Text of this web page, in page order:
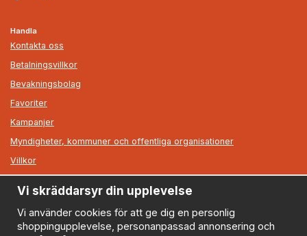
Handla
Kontakta oss
Betalningsvillkor
Bevakningsbolag
Favoriter
Kampanjer
Myndigheter, kommuner och offentliga organisationer
Villkor
Information
Om oss
Nyheter
Vi skräddarsyr din upplevelse
Vi använder cookies för att ge dig en personlig
shoppingupplevelse, personanpassad annonsering och